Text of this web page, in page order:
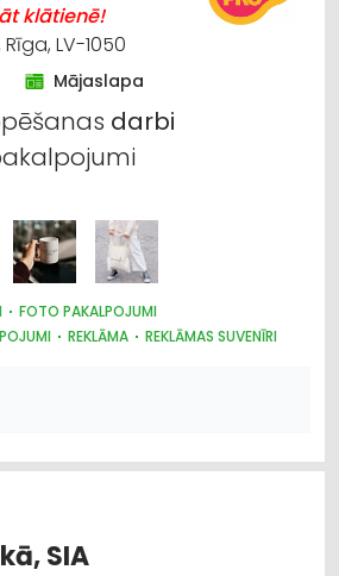
klātienē!
LV-1050
Mājaslapa
darbi
FOTO PAKALPOJUMI
REKLĀMA
REKLĀMAS SUVENĪRI
SIA